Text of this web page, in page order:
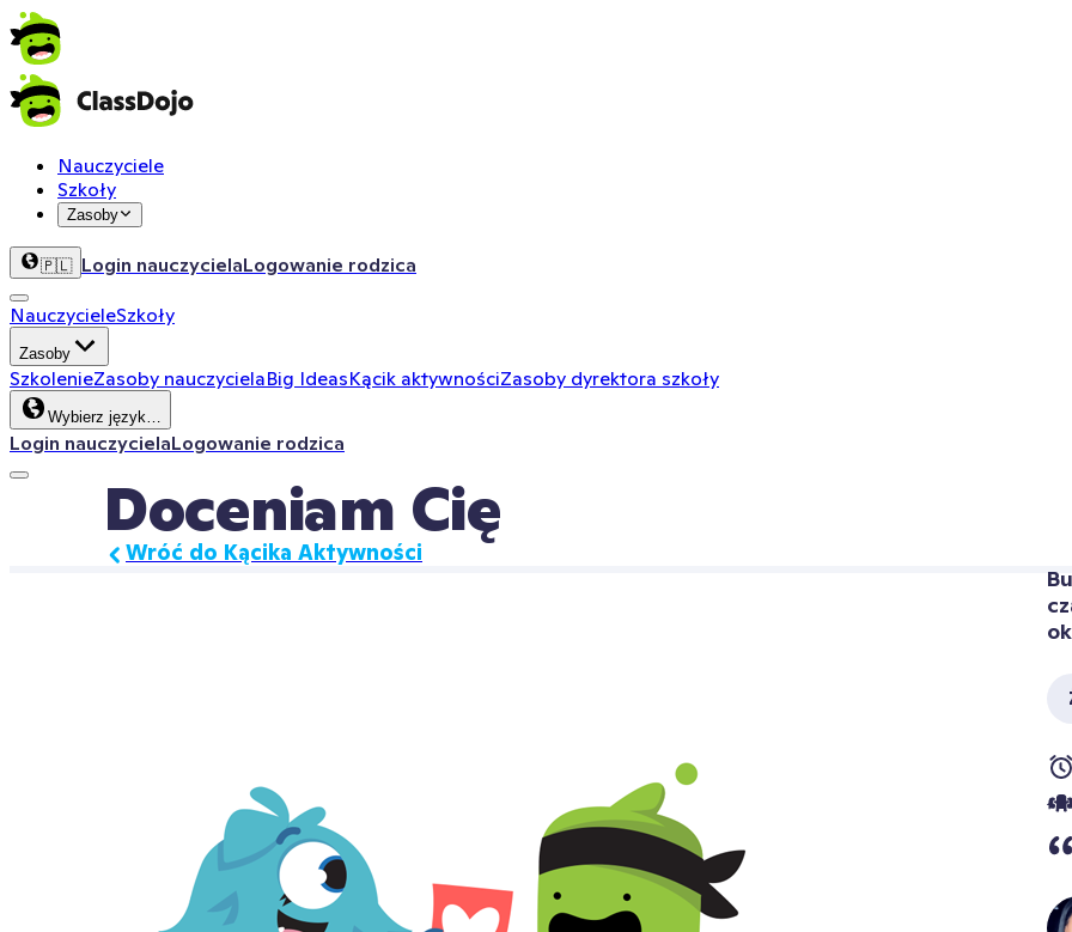
Nauczyciele
Szkoły
Zasoby
🇵🇱 Login nauczycielaLogowanie rodzica
NauczycieleSzkoły
Zasoby
SzkolenieZasoby nauczycielaBig IdeasKącik aktywnościZasoby dyrektora szkoły
Wybierz język…
Login nauczycielaLogowanie rodzica
Doceniam Cię
Wróć do Kącika Aktywności